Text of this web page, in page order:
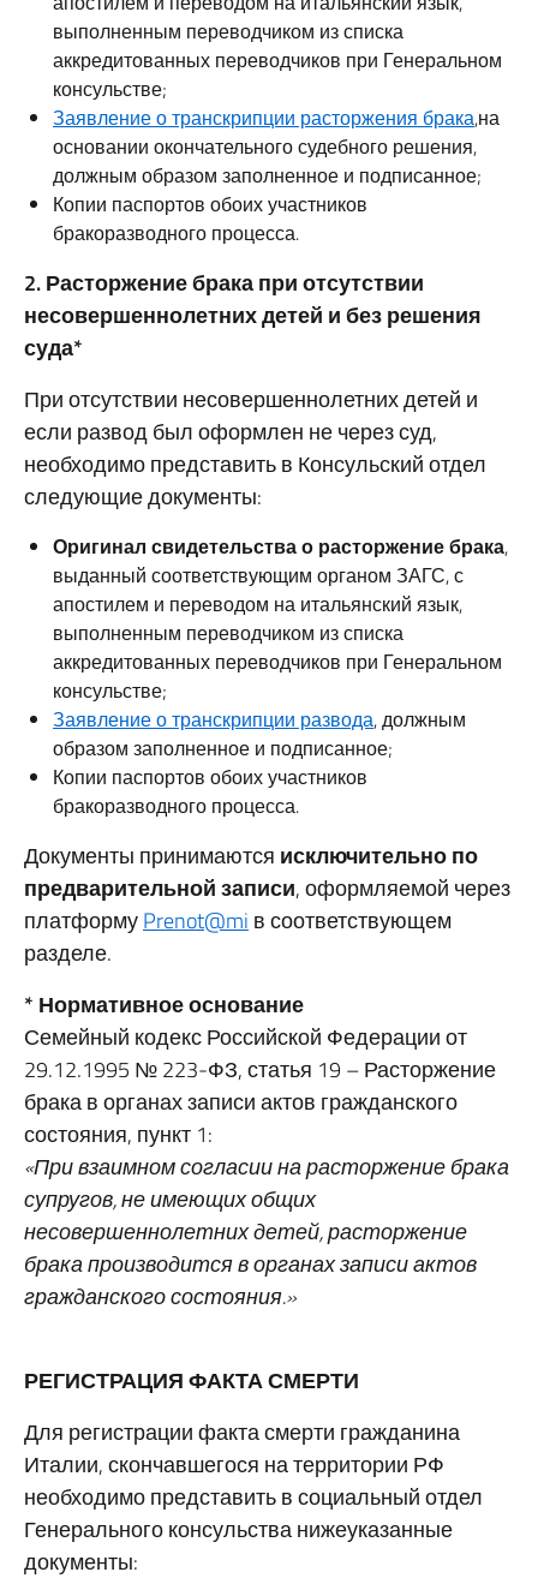
выполненным переводчиком из списка
аккредитованных переводчиков при Генеральном
консульстве;
Заявление о транскрипции расторжения брака,на
основании окончательного судебного решения,
должным образом заполненное и подписанное;
Копии паспортов обоих участников
бракоразводного процесса.
2. Расторжение брака при отсутствии
несовершеннолетних детей и без решения
суда*
При отсутствии несовершеннолетних детей и
если развод был оформлен не через суд,
необходимо представить в Консульский отдел
следующие документы:
Оригинал свидетельства о расторжение брака,
выданный соответствующим органом ЗАГС, с
апостилем и переводом на итальянский язык,
выполненным переводчиком из списка
аккредитованных переводчиков при Генеральном
консульстве;
Заявление о транскрипции развода, должным
образом заполненное и подписанное;
Копии паспортов обоих участников
бракоразводного процесса.
Документы принимаются исключительно по
предварительной записи, оформляемой через
платформуPrenot@mi в соответствующем
разделе.
* Нормативное основание
Семейный кодекс Российской Федерации от
29.12.1995 № 223-ФЗ, статья 19 – Расторжение
брака в органах записи актов гражданского
состояния, пункт 1:
«При взаимном согласии на расторжение брака
супругов, не имеющих общих
несовершеннолетних детей, расторжение
брака производится в органах записи актов
гражданского состояния.»
РЕГИСТРАЦИЯ ФАКТА СМЕРТИ
Для регистрации факта смерти гражданина
Италии, скончавшегося на территории РФ
необходимо представить в социальный отдел
Генерального консульства нижеуказанные
документы: